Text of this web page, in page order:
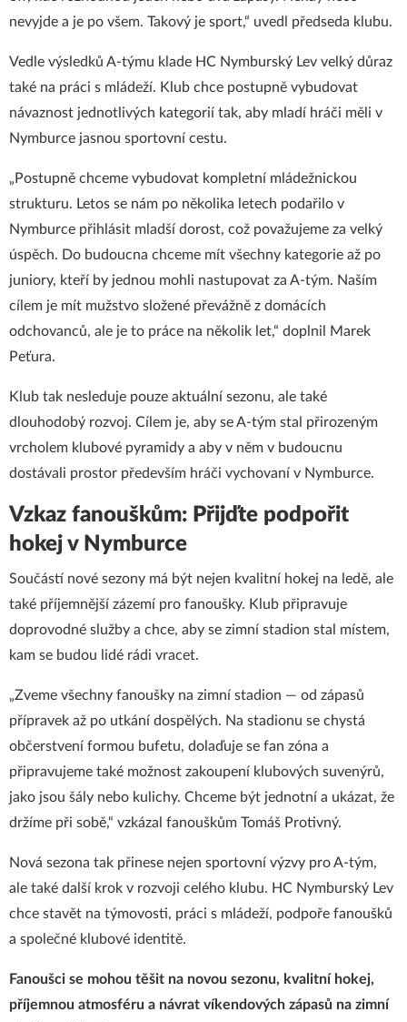
nevyjde a je po všem. Takový je sport,“ uvedl předseda klubu.
Vedle výsledků A-týmu klade HC Nymburský Lev velký důraz
také na práci s mládeží. Klub chce postupně vybudovat
návaznost jednotlivých kategorií tak, aby mladí hráči měli v
Nymburce jasnou sportovní cestu.
„Postupně chceme vybudovat kompletní mládežnickou
strukturu. Letos se nám po několika letech podařilo v
Nymburce přihlásit mladší dorost, což považujeme za velký
úspěch. Do budoucna chceme mít všechny kategorie až po
juniory, kteří by jednou mohli nastupovat za A-tým. Naším
cílem je mít mužstvo složené převážně z domácích
odchovanců, ale je to práce na několik let,“ doplnil Marek
Peťura.
Klub tak nesleduje pouze aktuální sezonu, ale také
dlouhodobý rozvoj. Cílem je, aby se A-tým stal přirozeným
vrcholem klubové pyramidy a aby v něm v budoucnu
dostávali prostor především hráči vychovaní v Nymburce.
Vzkaz fanouškům: Přijďte podpořit
hokej v Nymburce
Součástí nové sezony má být nejen kvalitní hokej na ledě, ale
také příjemnější zázemí pro fanoušky. Klub připravuje
doprovodné služby a chce, aby se zimní stadion stal místem,
kam se budou lidé rádi vracet.
„Zveme všechny fanoušky na zimní stadion — od zápasů
přípravek až po utkání dospělých. Na stadionu se chystá
občerstvení formou bufetu, dolaďuje se fan zóna a
připravujeme také možnost zakoupení klubových suvenýrů,
jako jsou šály nebo kulichy. Chceme být jednotní a ukázat, že
držíme při sobě,“ vzkázal fanouškům Tomáš Protivný.
Nová sezona tak přinese nejen sportovní výzvy pro A-tým,
ale také další krok v rozvoji celého klubu. HC Nymburský Lev
chce stavět na týmovosti, práci s mládeží, podpoře fanoušků
a společné klubové identitě.
Fanoušci se mohou těšit na novou sezonu, kvalitní hokej,
příjemnou atmosféru a návrat víkendových zápasů na zimní